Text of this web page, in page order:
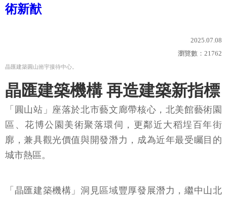
術新猷
2025.07.08
瀏覽數： 21762
晶匯建築圓山耑宇接待中心。
晶匯建築機構 再造建築新指標
「圓山站」座落於北市藝文廊帶核心，北美館藝術園
區、花博公園美術聚落環伺，更鄰近大稻埕百年街
廓，兼具觀光價值與開發潛力，成為近年最受矚目的
城市熱區。
「晶匯建築機構」洞見區域豐厚發展潛力，繼中山北